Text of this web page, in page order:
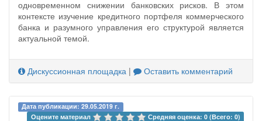
одновременном снижении банковских рисков. В этом
контексте изучение кредитного портфеля коммерческого
банка и разумного управления его структурой является
актуальной темой.
Дискуссионная площадка | Оставить комментарий
Дата публикации: 29.05.2019 г.
Оцените материал
Средняя оценка: 0 (Всего: 0)